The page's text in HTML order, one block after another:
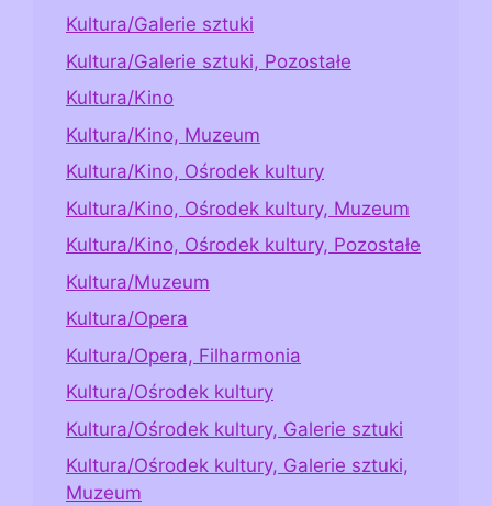
Kultura/Galerie sztuki
Kultura/Galerie sztuki, Pozostałe
Kultura/Kino
Kultura/Kino, Muzeum
Kultura/Kino, Ośrodek kultury
Kultura/Kino, Ośrodek kultury, Muzeum
Kultura/Kino, Ośrodek kultury, Pozostałe
Kultura/Muzeum
Kultura/Opera
Kultura/Opera, Filharmonia
Kultura/Ośrodek kultury
Kultura/Ośrodek kultury, Galerie sztuki
Kultura/Ośrodek kultury, Galerie sztuki,
Muzeum